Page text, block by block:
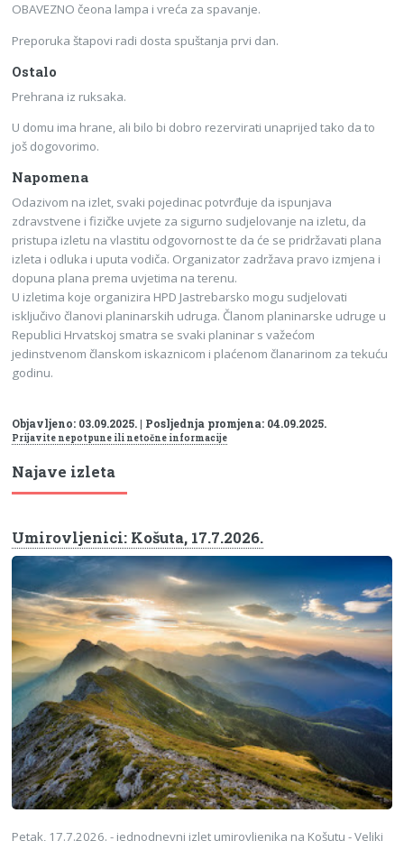
OBAVEZNO čeona lampa i vreća za spavanje.
Preporuka štapovi radi dosta spuštanja prvi dan.
Ostalo
Prehrana iz ruksaka.
U domu ima hrane, ali bilo bi dobro rezervirati unaprijed tako da to
još dogovorimo.
Napomena
Odazivom na izlet, svaki pojedinac potvrđuje da ispunjava
zdravstvene i fizičke uvjete za sigurno sudjelovanje na izletu, da
pristupa izletu na vlastitu odgovornost te da će se pridržavati plana
izleta i odluka i uputa vodiča. Organizator zadržava pravo izmjena i
dopuna plana prema uvjetima na terenu.
U izletima koje organizira HPD Jastrebarsko mogu sudjelovati
isključivo članovi planinarskih udruga. Članom planinarske udruge u
Republici Hrvatskoj smatra se svaki planinar s važećom
jedinstvenom članskom iskaznicom i plaćenom članarinom za tekuću
godinu.
Objavljeno: 03.09.2025. | Posljednja promjena: 04.09.2025.
Prijavite nepotpune ili netočne informacije
Najave izleta
Umirovljenici: Košuta, 17.7.2026.
Petak, 17.7.2026. - jednodnevni izlet umirovljenika na Košutu - Veliki